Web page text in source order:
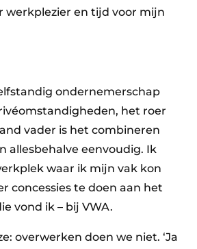
werkplezier en tijd voor mijn
ondernemerschap
het roer
vader is het combineren
allesbehalve eenvoudig. Ik
waar ik mijn vak kon
concessies te doen aan het
vond ik – bij VWA.
overwerken doen we niet. ‘Ja